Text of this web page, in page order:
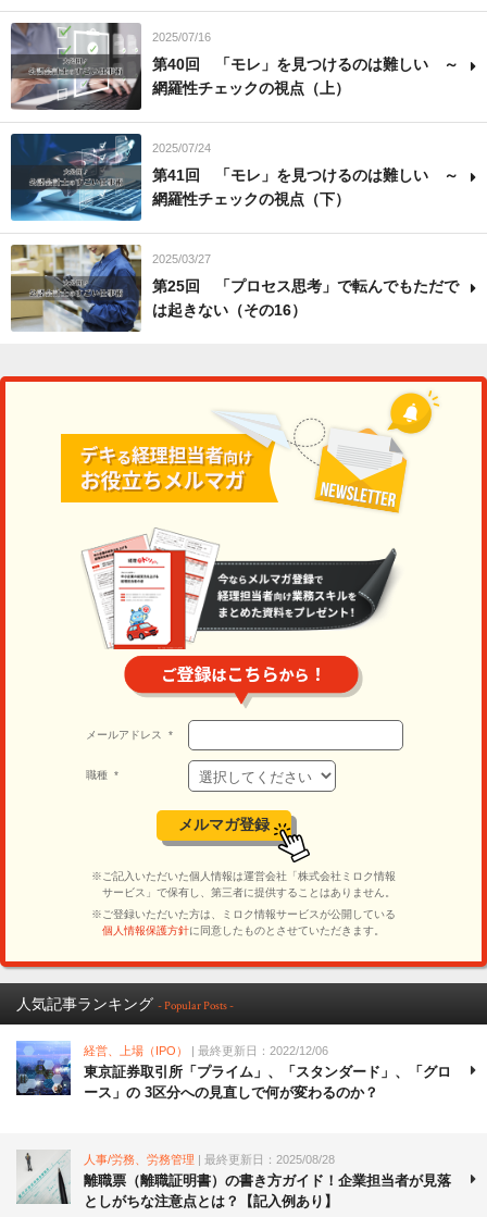
2025/07/16
第40回 「モレ」を見つけるのは難しい ～
網羅性チェックの視点（上）
2025/07/24
第41回 「モレ」を見つけるのは難しい ～
網羅性チェックの視点（下）
2025/03/27
第25回 「プロセス思考」で転んでもただで
は起きない（その16）
人気記事ランキング - Popular Posts -
経営、上場（IPO） | 最終更新日：2022/12/06
東京証券取引所「プライム」、「スタンダード」、「グロ
ース」の 3区分への見直しで何が変わるのか？
人事/労務、労務管理 | 最終更新日：2025/08/28
離職票（離職証明書）の書き方ガイド！企業担当者が見落
としがちな注意点とは？【記入例あり】